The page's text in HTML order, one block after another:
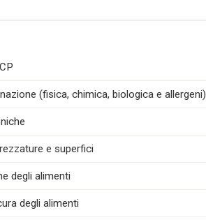
(fisica, chimica, biologica e allergeni)
e superfici
degli alimenti
degli alimenti